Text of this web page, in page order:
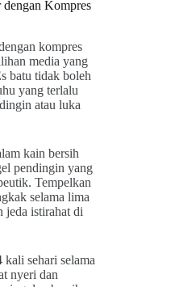
Kompres
kompres
media yang
batu tidak boleh
yang terlalu
atau luka
kain bersih
pendingin yang
Tempelkan
selama lima
jeda istirahat di
sehari selama
nyeri dan